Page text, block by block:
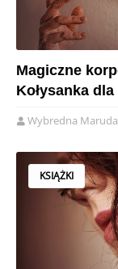
Magiczne
Kołysanka
Wybredna Maruda
KSIĄŻKI